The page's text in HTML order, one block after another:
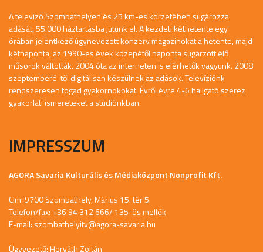
A televízó Szombathelyen és 25 km-es körzetében sugározza
adását, 55.000 háztartásba jutunk el. A kezdeti kéthetente egy
órában jelentkező úgynevezett konzerv magazinokat a hetente, majd
kétnaponta, az 1990-es évek közepétől naponta sugárzott élő
műsorok váltották. 2004 óta az interneten is elérhetők vagyunk. 2008
szeptemberé-től digitálisan készülnek az adások. Televíziónk
rendszeresen fogad gyakornokokat. Évről évre 4-6 hallgató szerez
gyakorlati ismereteket a stúdiónkban.
IMPRESSZUM
AGORA Savaria Kulturális és Médiaközpont Nonprofit Kft.
Cím: 9700 Szombathely, Márius 15. tér 5.
Telefon/fax: +36 94 312 666/ 135-ös mellék
E-mail: szombathelyitv@agora-savaria.hu
Ügyvezető: Horváth Zoltán